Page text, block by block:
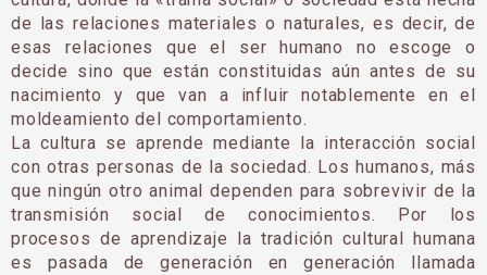
de las relaciones materiales o naturales, es decir, de
esas relaciones que el ser humano no escoge o
decide sino que están constituidas aún antes de su
nacimiento y que van a influir notablemente en el
moldeamiento del comportamiento.
La cultura se aprende mediante la interacción social
con otras personas de la sociedad. Los humanos, más
que ningún otro animal dependen para sobrevivir de la
transmisión social de conocimientos. Por los
procesos de aprendizaje la tradición cultural humana
es pasada de generación en generación llamada